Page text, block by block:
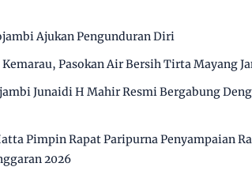
Ajukan Pengunduran Diri
Pasokan Air Bersih Tirta Mayang
Junaidi H Mahir Resmi Bergabung
Pimpin Rapat Paripurna Penyampaian
2026